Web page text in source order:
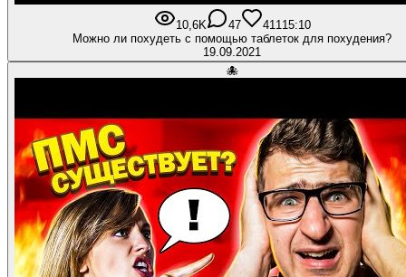
10,6K 47 411 15:10
Можно ли похудеть с помощью таблеток для похудения?
19.09.2021
🐙